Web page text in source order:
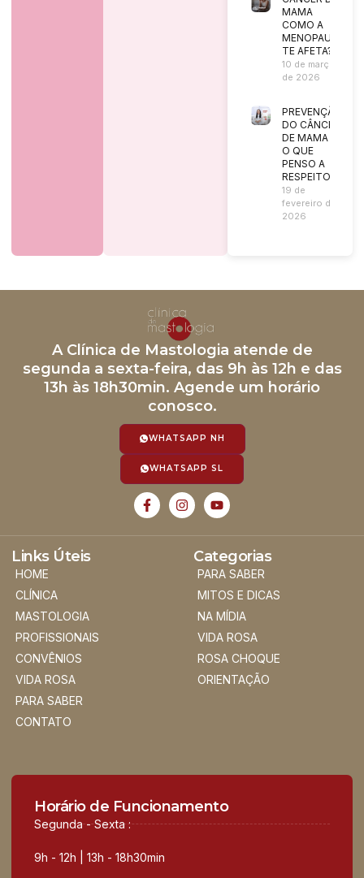
MAMA
COMO A
MENOPAUSA
TE AFETA?
10 de março
de 2026
PREVENÇÃO
DO CÂNCER
DE MAMA |
O QUE
PENSO A
RESPEITO?
19 de
fevereiro de
2026
A Clínica de Mastologia atende de
segunda a sexta-feira, das 9h às 12h e das
13h às 18h30min. Agende um horário
conosco.
WHATSAPP NH
WHATSAPP SL
Links Úteis
HOME
CLÍNICA
MASTOLOGIA
PROFISSIONAIS
CONVÊNIOS
VIDA ROSA
PARA SABER
CONTATO
Categorias
PARA SABER
MITOS E DICAS
NA MÍDIA
VIDA ROSA
ROSA CHOQUE
ORIENTAÇÃO
Horário de Funcionamento
Segunda - Sexta :
9h - 12h | 13h - 18h30min